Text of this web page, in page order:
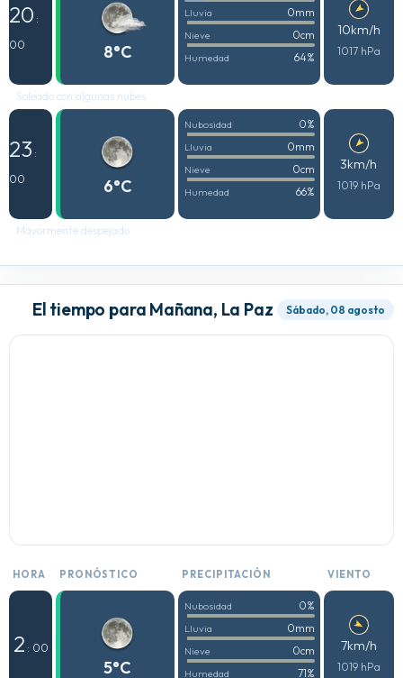
20 :
00
8°C
Lluvia 0mm
Nieve 0cm
Humedad 64%
10km/h
1017 hPa
Soleado con algunas nubes
23 :
00
6°C
Nubosidad 0%
Lluvia 0mm
Nieve 0cm
Humedad 66%
3km/h
1019 hPa
Mayormente despejado
El tiempo para Mañana, La Paz Sábado, 08 agosto
HORA PRONÓSTICO PRECIPITACIÓN VIENTO
2 : 00
5°C
Nubosidad 0%
Lluvia 0mm
Nieve 0cm
Humedad 71%
7km/h
1019 hPa